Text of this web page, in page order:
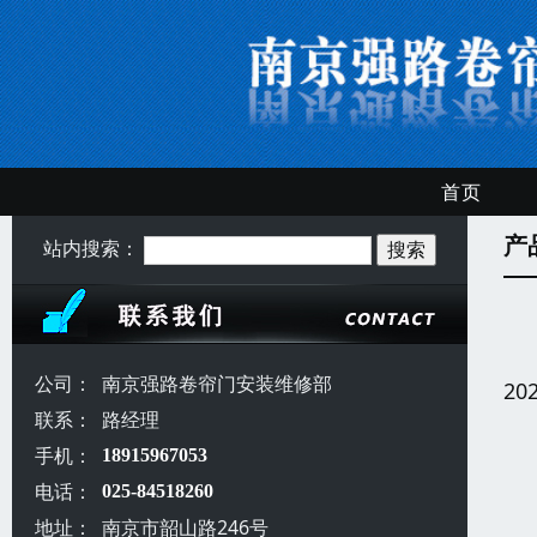
首页
站内搜索：
公司：
南京强路卷帘门安装维修部
联系：
路经理
手机：
18915967053
电话： 025-84518260
地址： 南京市韶山路246号
产